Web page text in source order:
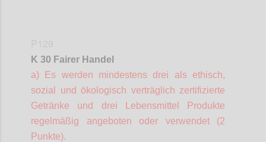
K 30 Fairer Handel
a) Es werden mindestens drei als ethisch,
sozial und ökologisch verträglich zertifizierte
Getränke und drei Lebensmittel Produkte
regelmäßig angeboten oder verwendet (2
Punkte).